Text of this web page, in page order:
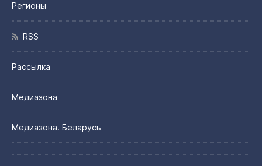
Регионы
RSS
Рассылка
Медиазона
Медиазона. Беларусь